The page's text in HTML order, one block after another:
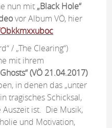
nun mit „Black Hole“
vor Album VÖ, hier
/ „The Clearing“)
mit ihrem
(VÖ 21.04.2017)
in denen das „unter
tragisches Schicksal,
ist. Die Musik,
und Motivation,